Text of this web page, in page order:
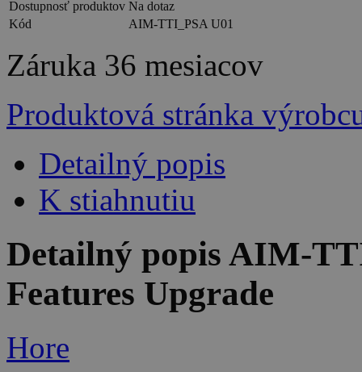
Dostupnosť produktov Na dotaz
Kód
AIM-TTI_PSA U01
Záruka 36 mesiacov
Produktová stránka
Detailný popis
K stiahnutiu
Detailný popis AIM-
Features Upgrade
Hore